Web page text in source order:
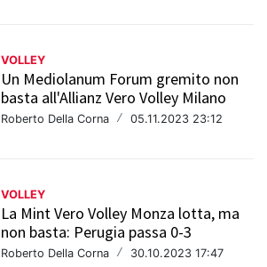
VOLLEY
Un Mediolanum Forum gremito non
basta all'Allianz Vero Volley Milano
Roberto Della Corna / 05.11.2023 23:12
VOLLEY
La Mint Vero Volley Monza lotta, ma
non basta: Perugia passa 0-3
Roberto Della Corna / 30.10.2023 17:47